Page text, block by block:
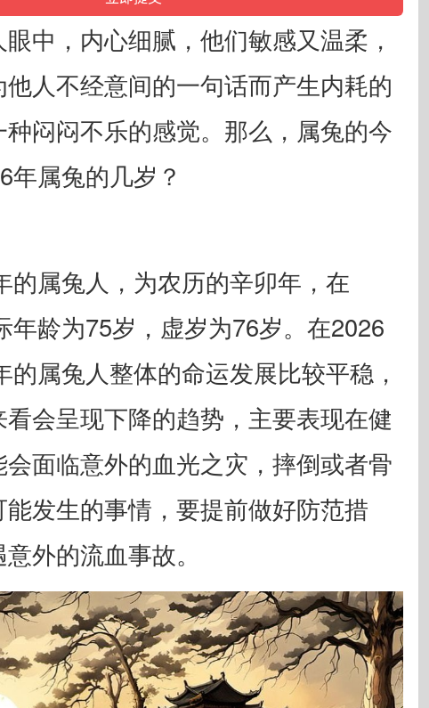
中，内心细腻，他们敏感又温柔，
人不经意间的一句话而产生内耗的
闷闷不乐的感觉。那么，属兔的今
年属兔的几岁？
的属兔人，为农历的辛卯年，在
年龄为75岁，虚岁为76岁。在2026
的属兔人整体的命运发展比较平稳，
会呈现下降的趋势，主要表现在健
面临意外的血光之灾，摔倒或者骨
发生的事情，要提前做好防范措
外的流血事故。